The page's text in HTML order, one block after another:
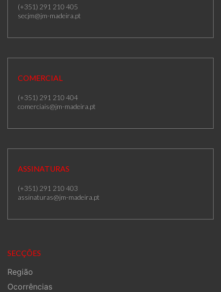
(+351) 291 210 405
secjm@jm-madeira.pt
COMERCIAL
(+351) 291 210 404
comerciais@jm-madeira.pt
ASSINATURAS
(+351) 291 210 403
assinaturas@jm-madeira.pt
SECÇÕES
Região
Ocorrências